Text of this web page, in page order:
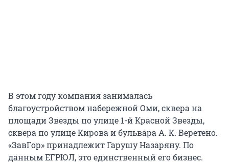
В этом году компания занималась
благоустройством набережной Оми, сквера на
площади Звезды по улице 1-й Красной Звезды,
сквера по улице Кирова и бульвара А. К. Веретено.
«ЗавГор» принадлежит Гарушу Назаряну. По
данным ЕГРЮЛ, это единственный его бизнес.